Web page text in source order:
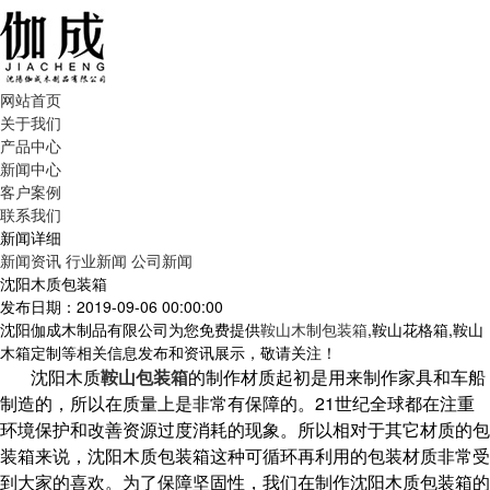
网站首页
关于我们
产品中心
新闻中心
客户案例
联系我们
新闻详细
新闻资讯 行业新闻 公司新闻
沈阳木质包装箱
发布日期：2019-09-06 00:00:00
沈阳伽成木制品有限公司为您免费提供鞍山木制包装箱,鞍山花格箱,鞍山
木箱定制等相关信息发布和资讯展示，敬请关注！
沈阳木质鞍山包装箱的制作材质起初是用来制作家具和车船
制造的，所以在质量上是非常有保障的。21世纪全球都在注重
环境保护和改善资源过度消耗的现象。所以相对于其它材质的包
装箱来说，沈阳木质包装箱这种可循环再利用的包装材质非常受
到大家的喜欢。为了保障坚固性，我们在制作沈阳木质包装箱的